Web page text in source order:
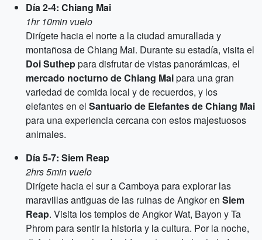
Día 2-4: Chiang Mai
1hr 10min vuelo
Dirígete hacia el norte a la ciudad amurallada y
montañosa de Chiang Mai. Durante su estadía, visita el
Doi Sutheppara disfrutar de vistas panorámicas, el
mercado nocturno de Chiang Maipara una gran
variedad de comida local y de recuerdos, y los
elefantes en el Santuario de Elefantes de Chiang Mai
para una experiencia cercana con estos majestuosos
animales.
Día 5-7: Siem Reap
2hrs 5min vuelo
Dirígete hacia el sur a Camboya para explorar las
maravillas antiguas de las ruinas de Angkor en Siem
Reap. Visita los templos de Angkor Wat, Bayon y Ta
Phrom para sentir la historia y la cultura. Por la noche,